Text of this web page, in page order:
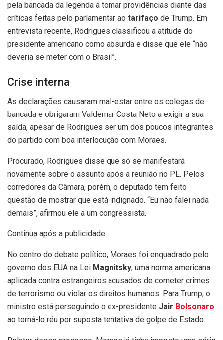
pela bancada da legenda a tomar providências diante das
críticas feitas pelo parlamentar ao tarifaço de Trump. Em
entrevista recente, Rodrigues classificou a atitude do
presidente americano como absurda e disse que ele “não
deveria se meter com o Brasil”.
Crise interna
As declarações causaram mal-estar entre os colegas de
bancada e obrigaram Valdemar Costa Neto a exigir a sua
saída, apesar de Rodrigues ser um dos poucos integrantes
do partido com boa interlocução com Moraes.
Procurado, Rodrigues disse que só se manifestará
novamente sobre o assunto após a reunião no PL. Pelos
corredores da Câmara, porém, o deputado tem feito
questão de mostrar que está indignado. “Eu não falei nada
demais”, afirmou ele a um congressista.
Continua após a publicidade
No centro do debate político, Moraes foi enquadrado pelo
governo dos EUA na Lei Magnitsky, uma norma americana
aplicada contra estrangeiros acusados de cometer crimes
de terrorismo ou violar os direitos humanos. Para Trump, o
ministro está perseguindo o ex-presidente Jair Bolsonaro
ao torná-lo réu por suposta tentativa de golpe de Estado.